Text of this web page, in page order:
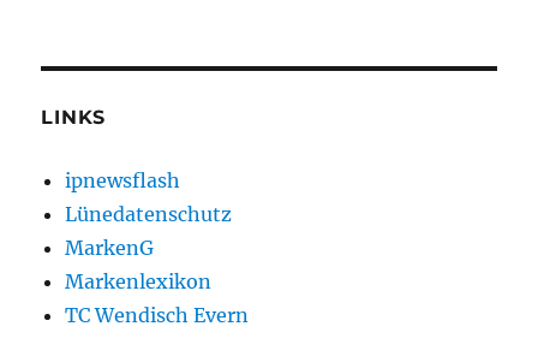
LINKS
ipnewsflash
Lünedatenschutz
MarkenG
Markenlexikon
TC Wendisch Evern